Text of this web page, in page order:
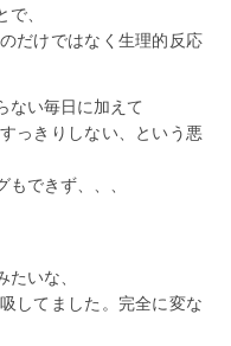
、
だけではなく生理的反応
ない毎日に加えて
っきりしない、という悪
できず、、、
いな、
してました。完全に変な